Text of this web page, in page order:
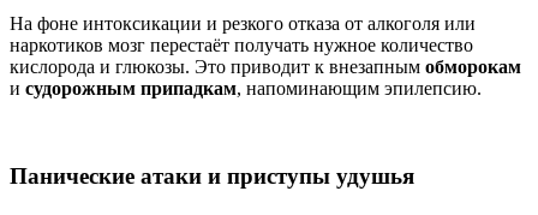
На фоне интоксикации и резкого отказа от алкоголя или
наркотиков мозг перестаёт получать нужное количество
кислорода и глюкозы. Это приводит к внезапным обморокам
и судорожным припадкам, напоминающим эпилепсию.
Панические атаки и приступы удушья